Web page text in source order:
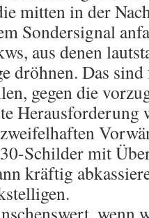
mitten in der
Sondersignal
aus denen
dröhnen. Das
gegen die
Herausforderung
Schilder mit
kräftig
wenn